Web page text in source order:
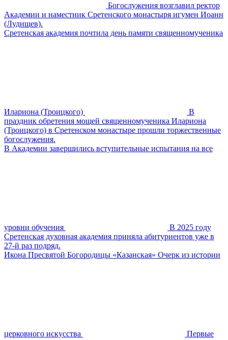
Богослужения возглавил ректор
Академии и наместник Сретенского монастыря игумен Иоанн
(Лудищев).
Сретенская академия почтила день памяти священномученика
Илариона (Троицкого)
В
праздник обретения мощей священномученика Илариона
(Троицкого) в Сретенском монастыре прошли торжественные
богослужения.
В Академии завершились вступительные испытания на все
уровни обучения
В 2025 году
Сретенская духовная академия приняла абитуриентов уже в
27-й раз подряд.
Икона Пресвятой Богородицы «Казанская» Очерк из истории
церковного искусства
Первые